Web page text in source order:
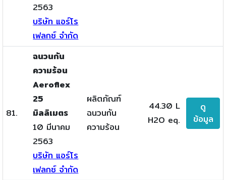
2563
บริษัท แอร์โร
เฟลกซ์ จำกัด
81.
ฉนวนกัน
ความร้อน
Aeroflex
25
มิลลิเมตร
10 มีนาคม
2563
บริษัท แอร์โร
เฟลกซ์ จำกัด
ผลิตภัณฑ์
ฉนวนกัน
ความร้อน
44.30 L
H2O eq.
ดู
ข้อมูล